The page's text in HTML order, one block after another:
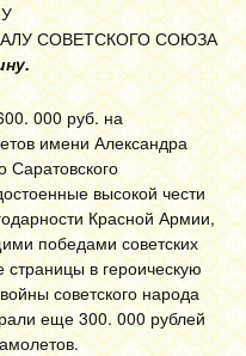
СОВЕТСКОГО СОЮЗА
000 руб. на
имени Александра
Саратовского
высокой чести
Красной Армии,
победами советских
в героическую
советского народа
еще 300. 000 рублей